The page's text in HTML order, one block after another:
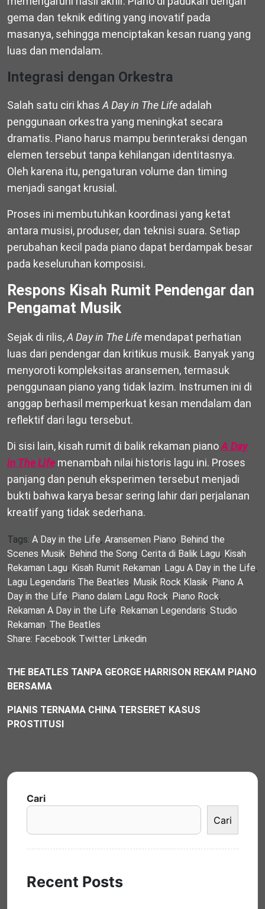
gema dan teknik editing yang inovatif pada
masanya, sehingga menciptakan kesan ruang yang
luas dan mendalam.
Integrasi dengan Orkestra
Salah satu ciri khasA Day in The Life adalah
penggunaan orkestra yang meningkat secara
dramatis. Piano harus mampu berinteraksi dengan
elemen tersebut tanpa kehilangan identitasnya.
Oleh karena itu, pengaturan volume dan timing
menjadi sangat krusial.
Proses ini membutuhkan koordinasi yang ketat
antara musisi, produser, dan teknisi suara. Setiap
perubahan kecil pada piano dapat berdampak besar
pada keseluruhan komposisi.
Respons Kisah Rumit Pendengar dan
Pengamat Musik
Sejak di rilis,A Day in The Life mendapat perhatian
luas dari pendengar dan kritikus musik. Banyak yang
menyoroti kompleksitas aransemen, termasuk
penggunaan piano yang tidak lazim. Instrumen ini di
anggap berhasil memperkuat kesan mendalam dan
reflektif dari lagu tersebut.
Di sisi lain, kisah rumit di balik rekaman pianoA Day
in The Life menambah nilai historis lagu ini. Proses
panjang dan penuh eksperimen tersebut menjadi
bukti bahwa karya besar sering lahir dari perjalanan
kreatif yang tidak sederhana.
Tags: A Day in the Life, Aransemen Piano, Behind the
Scenes Musik, Behind the Song, Cerita di Balik Lagu, Kisah
Rekaman Lagu, Kisah Rumit Rekaman, Lagu A Day in the Life,
Lagu Legendaris The Beatles, Musik Rock Klasik, Piano A
Day in the Life, Piano dalam Lagu Rock, Piano Rock,
Rekaman A Day in the Life, Rekaman Legendaris, Studio
Rekaman, The Beatles
Share: Facebook Twitter Linkedin
THE BEATLES TANPA GEORGE HARRISON REKAM PIANO
BERSAMA
PIANIS TERNAMA CHINA TERSERET KASUS
PROSTITUSI
Cari
Cari
Recent Posts